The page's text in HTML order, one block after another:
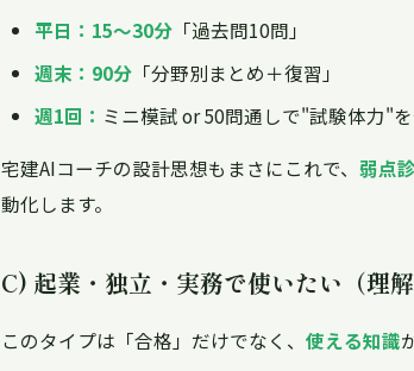
平日：15〜30分 「過去問10問」
週末：90分 「分野別まとめ＋復習」
週1回： ミニ模試 or 50問通しで"試験体力"
宅建AIコーチの設計思想もまさにこれで、 弱点
動化します。
C) 起業・独立・実務で使いたい（理
このタイプは「合格」だけでなく、 使える知識